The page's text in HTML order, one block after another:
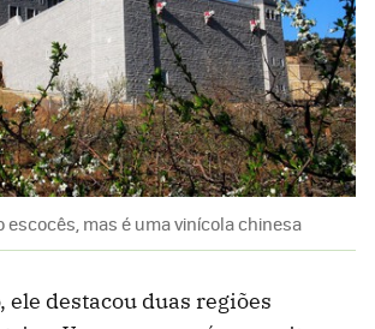
escocês, mas é uma vinícola chinesa
ele destacou duas regiões